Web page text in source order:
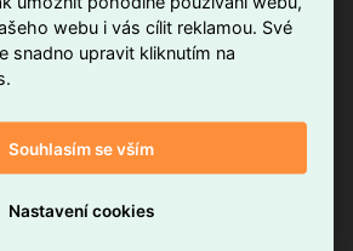
obchodu EMAS.cz
pro vrácení zboží
údajů (GDPR)
webu i vás cílit reklamou. Své
snadno upravit kliknutím na
Souhlasím se vším
Nastavení cookies